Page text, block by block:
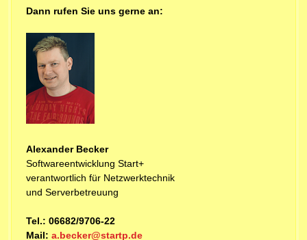
Dann rufen Sie uns gerne an:
Alexander Becker
Softwareentwicklung Start+
verantwortlich für Netzwerktechnik
und Serverbetreuung
Tel.: 06682/9706-22
Mail:a.becker@startp.de